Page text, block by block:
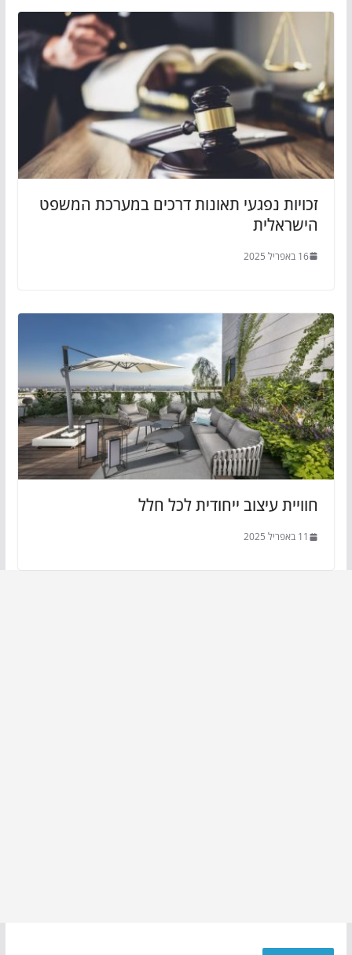
זכויות נפגעי תאונות דרכים במערכת המשפט
הישראלית
16 באפריל 2025
חוויית עיצוב ייחודית לכל חלל
11 באפריל 2025